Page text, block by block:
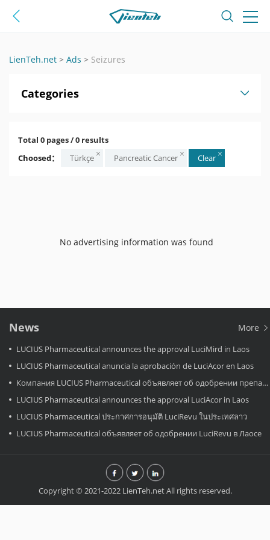
LienTeh.net > Ads > Seizures
Categories
Total 0 pages / 0 results
Choosed：
Türkçe Pancreatic Cancer Clear
No advertising information was found
News More
LUCIUS Pharmaceutical announces the approval LuciMird in Laos
LUCIUS Pharmaceutical anuncia la aprobación de LuciAcor en Laos
Компания LUCIUS Pharmaceutical объявляет об одобрении препарата LuciAcor в Лаосе.
LUCIUS Pharmaceutical announces the approval LuciAcor in Laos
LUCIUS Pharmaceutical ประกาศการอนุมัติ LuciRevu ในประเทศลาว
LUCIUS Pharmaceutical объявляет об одобрении LuciRevu в Лаосе
Copyright © 2021-2022 LienTeh.net All rights reserved.